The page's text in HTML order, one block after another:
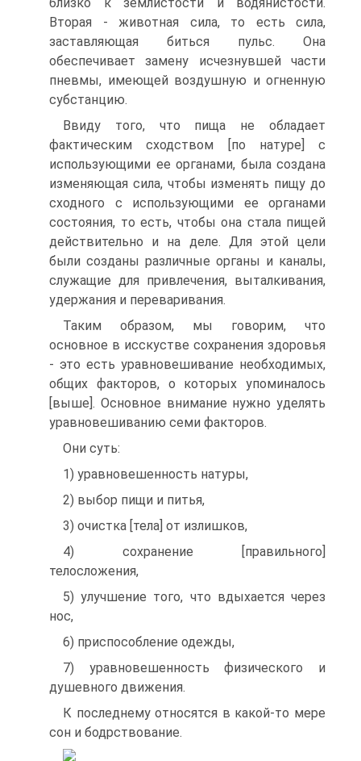
Вторая - животная сила, то есть сила,
заставляющая биться пульс. Она
обеспечивает замену исчезнувшей части
пневмы, имеющей воздушную и огненную
субстанцию.
Ввиду того, что пища не обладает
фактическим сходством [по натуре] с
использующими ее органами, была создана
изменяющая сила, чтобы изменять пищу до
сходного с использующими ее органами
состояния, то есть, чтобы она стала пищей
действительно и на деле. Для этой цели
были созданы различные органы и каналы,
служащие для привлечения, выталкивания,
удержания и переваривания.
Таким образом, мы говорим, что
основное в исскустве сохранения здоровья
- это есть уравновешивание необходимых,
общих факторов, о которых упоминалось
[выше]. Основное внимание нужно уделять
уравновешиванию семи факторов.
Они суть:
1) уравновешенность натуры,
2) выбор пищи и питья,
3) очистка [тела] от излишков,
4) сохранение [правильного]
телосложения,
5) улучшение того, что вдыхается через
нос,
6) приспособление одежды,
7) уравновешенность физического и
душевного движения.
К последнему относятся в какой-то мере
сон и бодрствование.